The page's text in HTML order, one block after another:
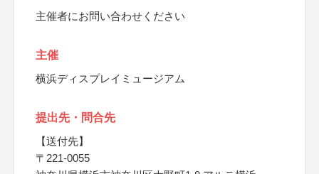
主催者にお問い合わせください
主催
横浜ディスプレイミュージアム
提出先・問合先
【送付先】
〒221-0055